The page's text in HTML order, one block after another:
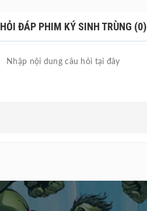
HỎI ĐÁP PHIM KÝ SINH TRÙNG (0)